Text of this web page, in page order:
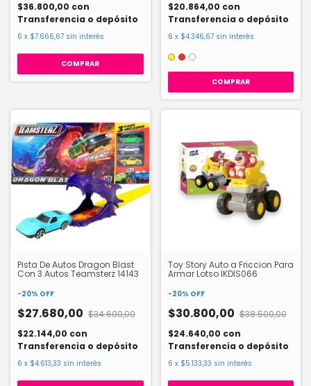
$36.800,00 con
Transferencia o depósito
6 x $7.666,67 sin interés
$20.864,00 con
Transferencia o depósito
6 x $4.346,67 sin interés
COMPRAR
Pista De Autos Dragon Blast
Con 3 Autos Teamsterz 14143
-20% OFF
$27.680,00 $34.600,00
$22.144,00 con
Transferencia o depósito
6 x $4.613,33 sin interés
Toy Story Auto a Friccion Para
Armar Lotso IKDIS066
-20% OFF
$30.800,00 $38.500,00
$24.640,00 con
Transferencia o depósito
6 x $5.133,33 sin interés